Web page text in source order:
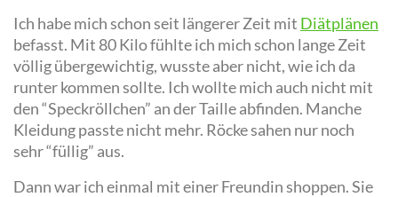
Ich habe mich schon seit längerer Zeit mit Diätplänen
befasst. Mit 80 Kilo fühlte ich mich schon lange Zeit
völlig übergewichtig, wusste aber nicht, wie ich da
runter kommen sollte. Ich wollte mich auch nicht mit
den “Speckröllchen” an der Taille abfinden. Manche
Kleidung passte nicht mehr. Röcke sahen nur noch
sehr “füllig” aus.
Dann war ich einmal mit einer Freundin shoppen. Sie